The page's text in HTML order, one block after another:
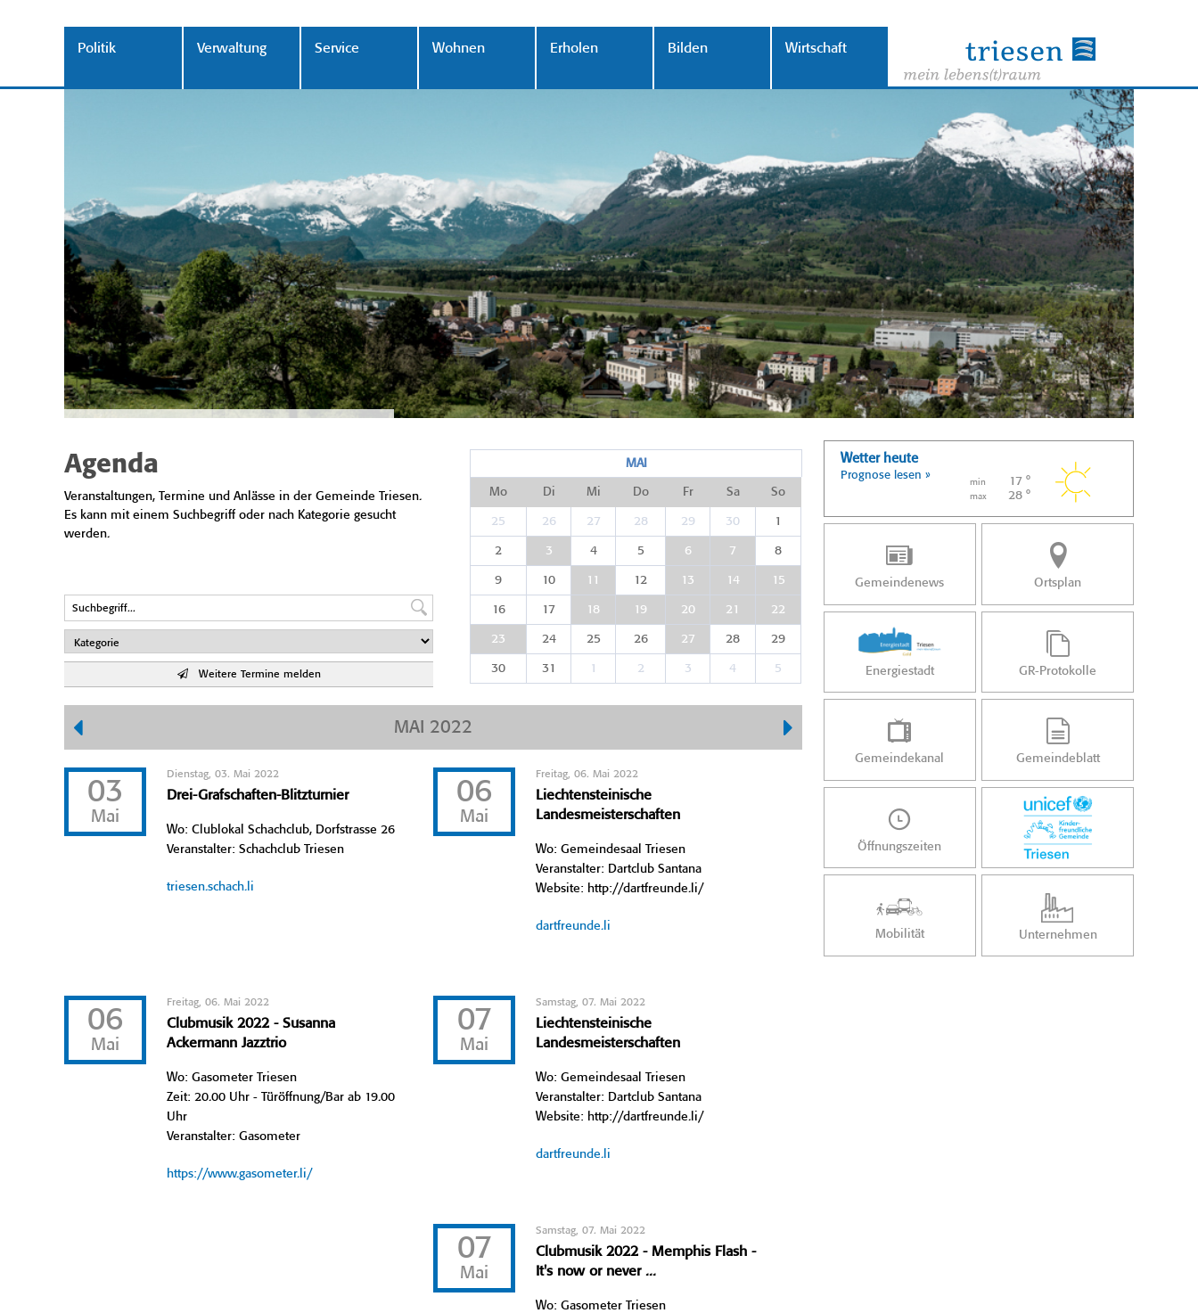
Politik Verwaltung Service Wohnen Erholen Bilden Wirtschaft
Agenda
Veranstaltungen, Termine und Anlässe in der Gemeinde Triesen.
Es kann mit einem Suchbegriff oder nach Kategorie gesucht
werden.
Weitere Termine melden
MAI
Mo Di Mi Do Fr Sa So
25 26 27 28 29 30 1
2 3 4 5 6 7 8
9 10 11 12 13 14 15
16 17 18 19 20 21 22
23 24 25 26 27 28 29
30 31 1 2 3 4 5
MAI 2022
03
Mai
Dienstag, 03. Mai 2022
Drei-Grafschaften-Blitzturnier
Wo: Clublokal Schachclub, Dorfstrasse 26
Veranstalter: Schachclub Triesen
triesen.schach.li
06
Mai
Freitag, 06. Mai 2022
Liechtensteinische
Landesmeisterschaften
Wo: Gemeindesaal Triesen
Veranstalter: Dartclub Santana
Website: http://dartfreunde.li/
dartfreunde.li
06
Mai
Freitag, 06. Mai 2022
Clubmusik 2022 - Susanna
Ackermann Jazztrio
Wo: Gasometer Triesen
Zeit: 20.00 Uhr - Türöffnung/Bar ab 19.00
Uhr
Veranstalter: Gasometer
https://www.gasometer.li/
07
Mai
Samstag, 07. Mai 2022
Liechtensteinische
Landesmeisterschaften
Wo: Gemeindesaal Triesen
Veranstalter: Dartclub Santana
Website: http://dartfreunde.li/
dartfreunde.li
07
Mai
Samstag, 07. Mai 2022
Clubmusik 2022 - Memphis Flash -
It's now or never ...
Wo: Gasometer Triesen
Wetter heute
Prognose lesen »
min 17 °
max 28 °
Gemeindenews Ortsplan
Energiestadt GR-Protokolle
Gemeindekanal Gemeindeblatt
Öffnungszeiten
Mobilität Unternehmen